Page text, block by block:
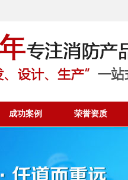
成功案例 荣誉资质